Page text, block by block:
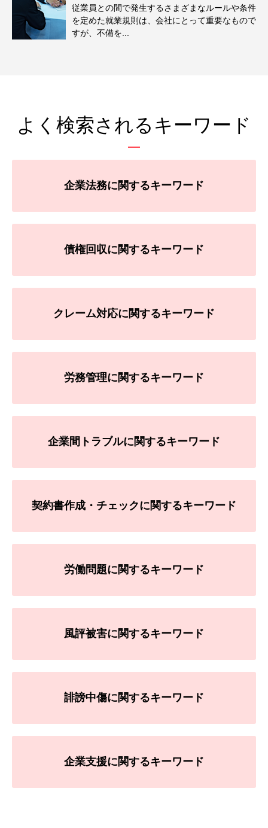
従業員との間で発生するさまざまなルールや条件
を定めた就業規則は、会社にとって重要なもので
すが、不備を...
よく検索されるキーワード
企業法務に関するキーワード
債権回収に関するキーワード
クレーム対応に関するキーワード
労務管理に関するキーワード
企業間トラブルに関するキーワード
契約書作成・チェックに関するキーワード
労働問題に関するキーワード
風評被害に関するキーワード
誹謗中傷に関するキーワード
企業支援に関するキーワード